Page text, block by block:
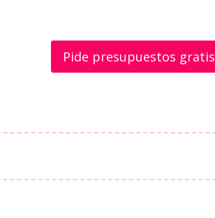
Pide presupuestos gratis